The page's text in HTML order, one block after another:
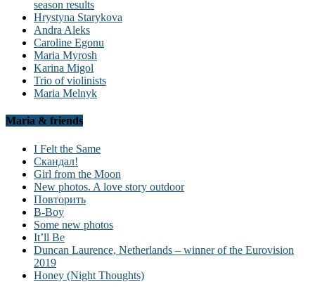
season results
Hrystyna Starykova
Andra Aleks
Caroline Egonu
Maria Myrosh
Karina Migol
Trio of violinists
Maria Melnyk
Maria & friends
I Felt the Same
Скандал!
Girl from the Moon
New photos. A love story outdoor
Повторить
B-Boy
Some new photos
It’ll Be
Duncan Laurence, Netherlands – winner of the Eurovision
2019
Honey (Night Thoughts)